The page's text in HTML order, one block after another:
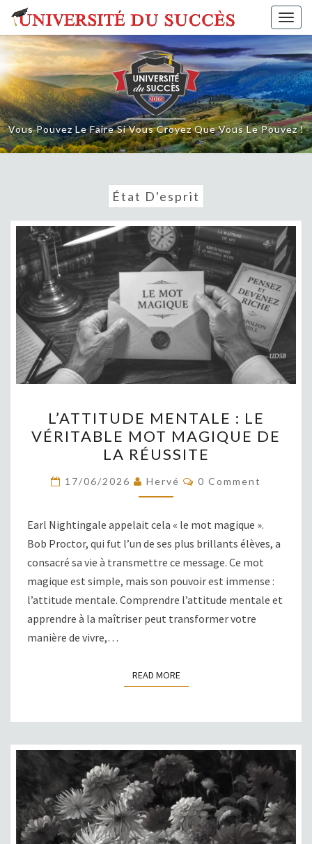
Skip
content
Vous Pouvez Le Faire Si Vous Croyez Que Vous Le Pouvez !
État D'esprit
MENTALE
LE
VÉRITABLE
MOT
RÉUSSITE
L’ATTITUDE MENTALE : LE
VÉRITABLE MOT MAGIQUE DE
LA RÉUSSITE
17/06/2026 Hervé COMMENTS
0 Comment
Earl Nightingale appelait cela « le mot magique ».
Bob Proctor, qui fut l’un de ses plus brillants élèves, a
consacré sa vie à transmettre ce message. Ce mot
magique est simple, mais son pouvoir est immense :
l’attitude mentale. Comprendre l’attitude mentale et
apprendre à la maîtriser peut transformer votre
manière de vivre,…
READ MOREREAD MORE